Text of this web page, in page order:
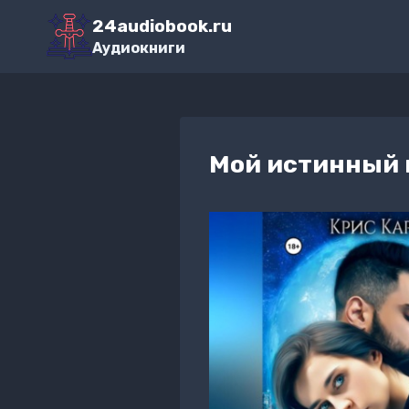
Перейти
содержимому
24audiobook.ru
Аудиокниги
Мой истинный